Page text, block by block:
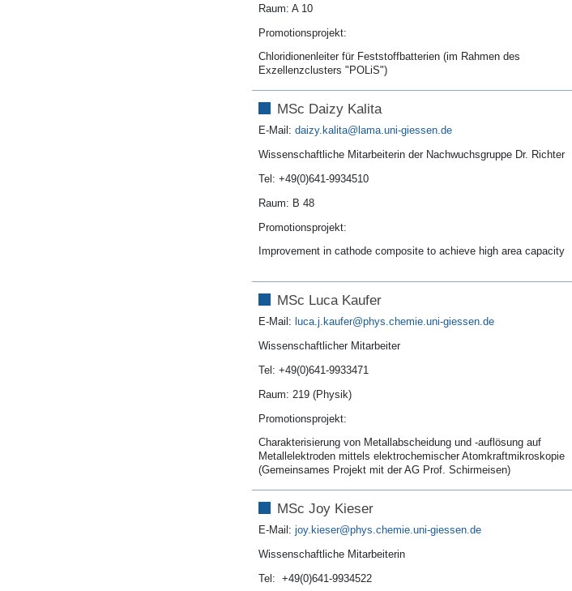
Raum: A 10
Promotionsprojekt:
Chloridionenleiter für Feststoffbatterien (im Rahmen des
Exzellenzclusters "POLiS")
MSc Daizy Kalita
E-Mail: daizy.kalita
Wissenschaftliche Mitarbeiterin der Nachwuchsgruppe Dr. Richter
Tel: +49(0)641-9934510
Raum: B 48
Promotionsprojekt:
Improvement in cathode composite to achieve high area capacity
MSc Luca Kaufer
E-Mail: luca.j.kaufer
Wissenschaftlicher Mitarbeiter
Tel: +49(0)641-9933471
Raum: 219 (Physik)
Promotionsprojekt:
Charakterisierung von Metallabscheidung und -auflösung auf
Metallelektroden mittels elektrochemischer Atomkraftmikroskopie
(Gemeinsames Projekt mit der AG Prof. Schirmeisen)
MSc Joy Kieser
E-Mail: joy.kieser
Wissenschaftliche Mitarbeiterin
Tel: +49(0)641-9934522